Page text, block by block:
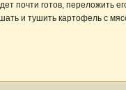
почти готов, переложить
и тушить картофель с